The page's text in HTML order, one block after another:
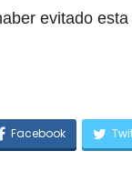
evitado
Facebook